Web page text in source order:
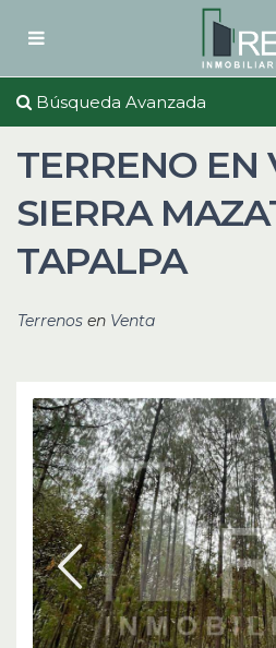
Búsqueda Avanzada
TERRENO EN
SIERRA
TAPALPA
Terrenos en Venta